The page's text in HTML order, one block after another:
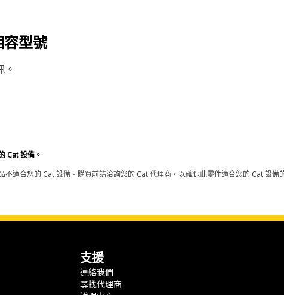
容型號
。
Cat 設備。
不適合您的 Cat 設備。購買前請洽詢您的 Cat 代理商，以確保此零件適合您的 Cat 設
支援
連絡我們
尋找代理商